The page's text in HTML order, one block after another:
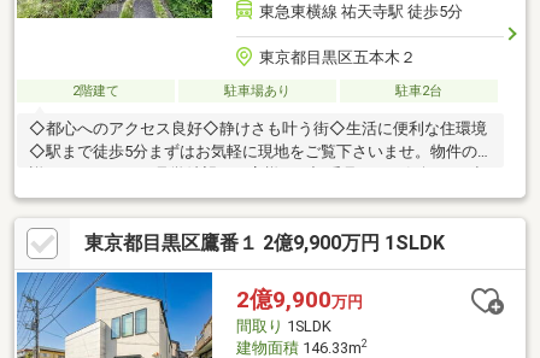
東急東横線 祐天寺駅 徒歩5分
東京都目黒区五本木２
2階建て 駐車場あり 駐車2台
◇都心へのアクセス良好◇静けさも叶う街◇生活に便利な住環境
◇駅まで徒歩5分まずはお気軽に現地をご覧下さいませ。物件の
絡下さい。お問い合わせ専用フリーダイヤル 【0120-104-633】
東京都目黒区鷹番１ 2億9,900万円 1SLDK
2億9,900万円
間取り 1SLDK
建物面積146.33m2